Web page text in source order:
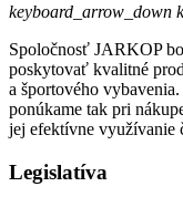
keyboard_arrow_down
Spoločnosť JARKOP
poskytovať kvalitné
a športového
ponúkame tak pri
jej efektívne využívanie
Legislatíva